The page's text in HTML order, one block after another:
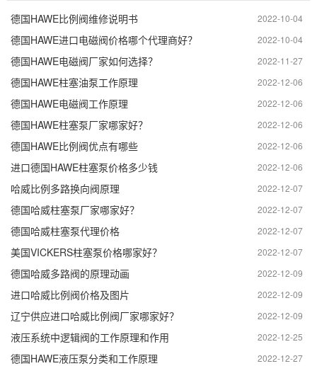
2022-10-04
德国HAWE比例阀维修说明书
2022-10-04
德国HAWE进口电磁阀价格哪个代理商好？
2022-11-27
德国HAWE电磁阀厂家如何选择？
2022-12-06
德国HAWE柱塞油泵工作原理
2022-12-06
德国HAWE电磁阀工作原理
2022-12-06
德国HAWE柱塞泵厂家哪家好？
2022-12-06
德国HAWE比例阀优点有哪些
2022-12-06
进口德国HAWE柱塞泵价格多少钱
2022-12-07
哈威比例多路换向阀原理
2022-12-07
德国哈威柱塞泵厂家哪家好？
2022-12-07
德国哈威柱塞泵代理价格
2022-12-07
美国VICKERS柱塞泵价格哪家好？
2022-12-09
德国哈威多路阀的原理动画
2022-12-09
进口哈威比例阀价格及图片
2022-12-09
辽宁供应进口哈威比例阀厂家哪家好？
2022-12-25
液压系统中逻辑阀的工作原理和作用
2022-12-27
德国HAWE液压泵分类和工作原理